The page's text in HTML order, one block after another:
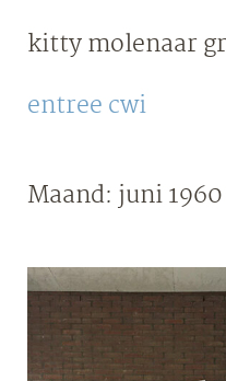
to
kitty molenaar
entree cwi
Maand:juni 1960